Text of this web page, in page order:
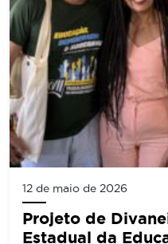
12 de maio de 2026
Projeto de
Estadual da